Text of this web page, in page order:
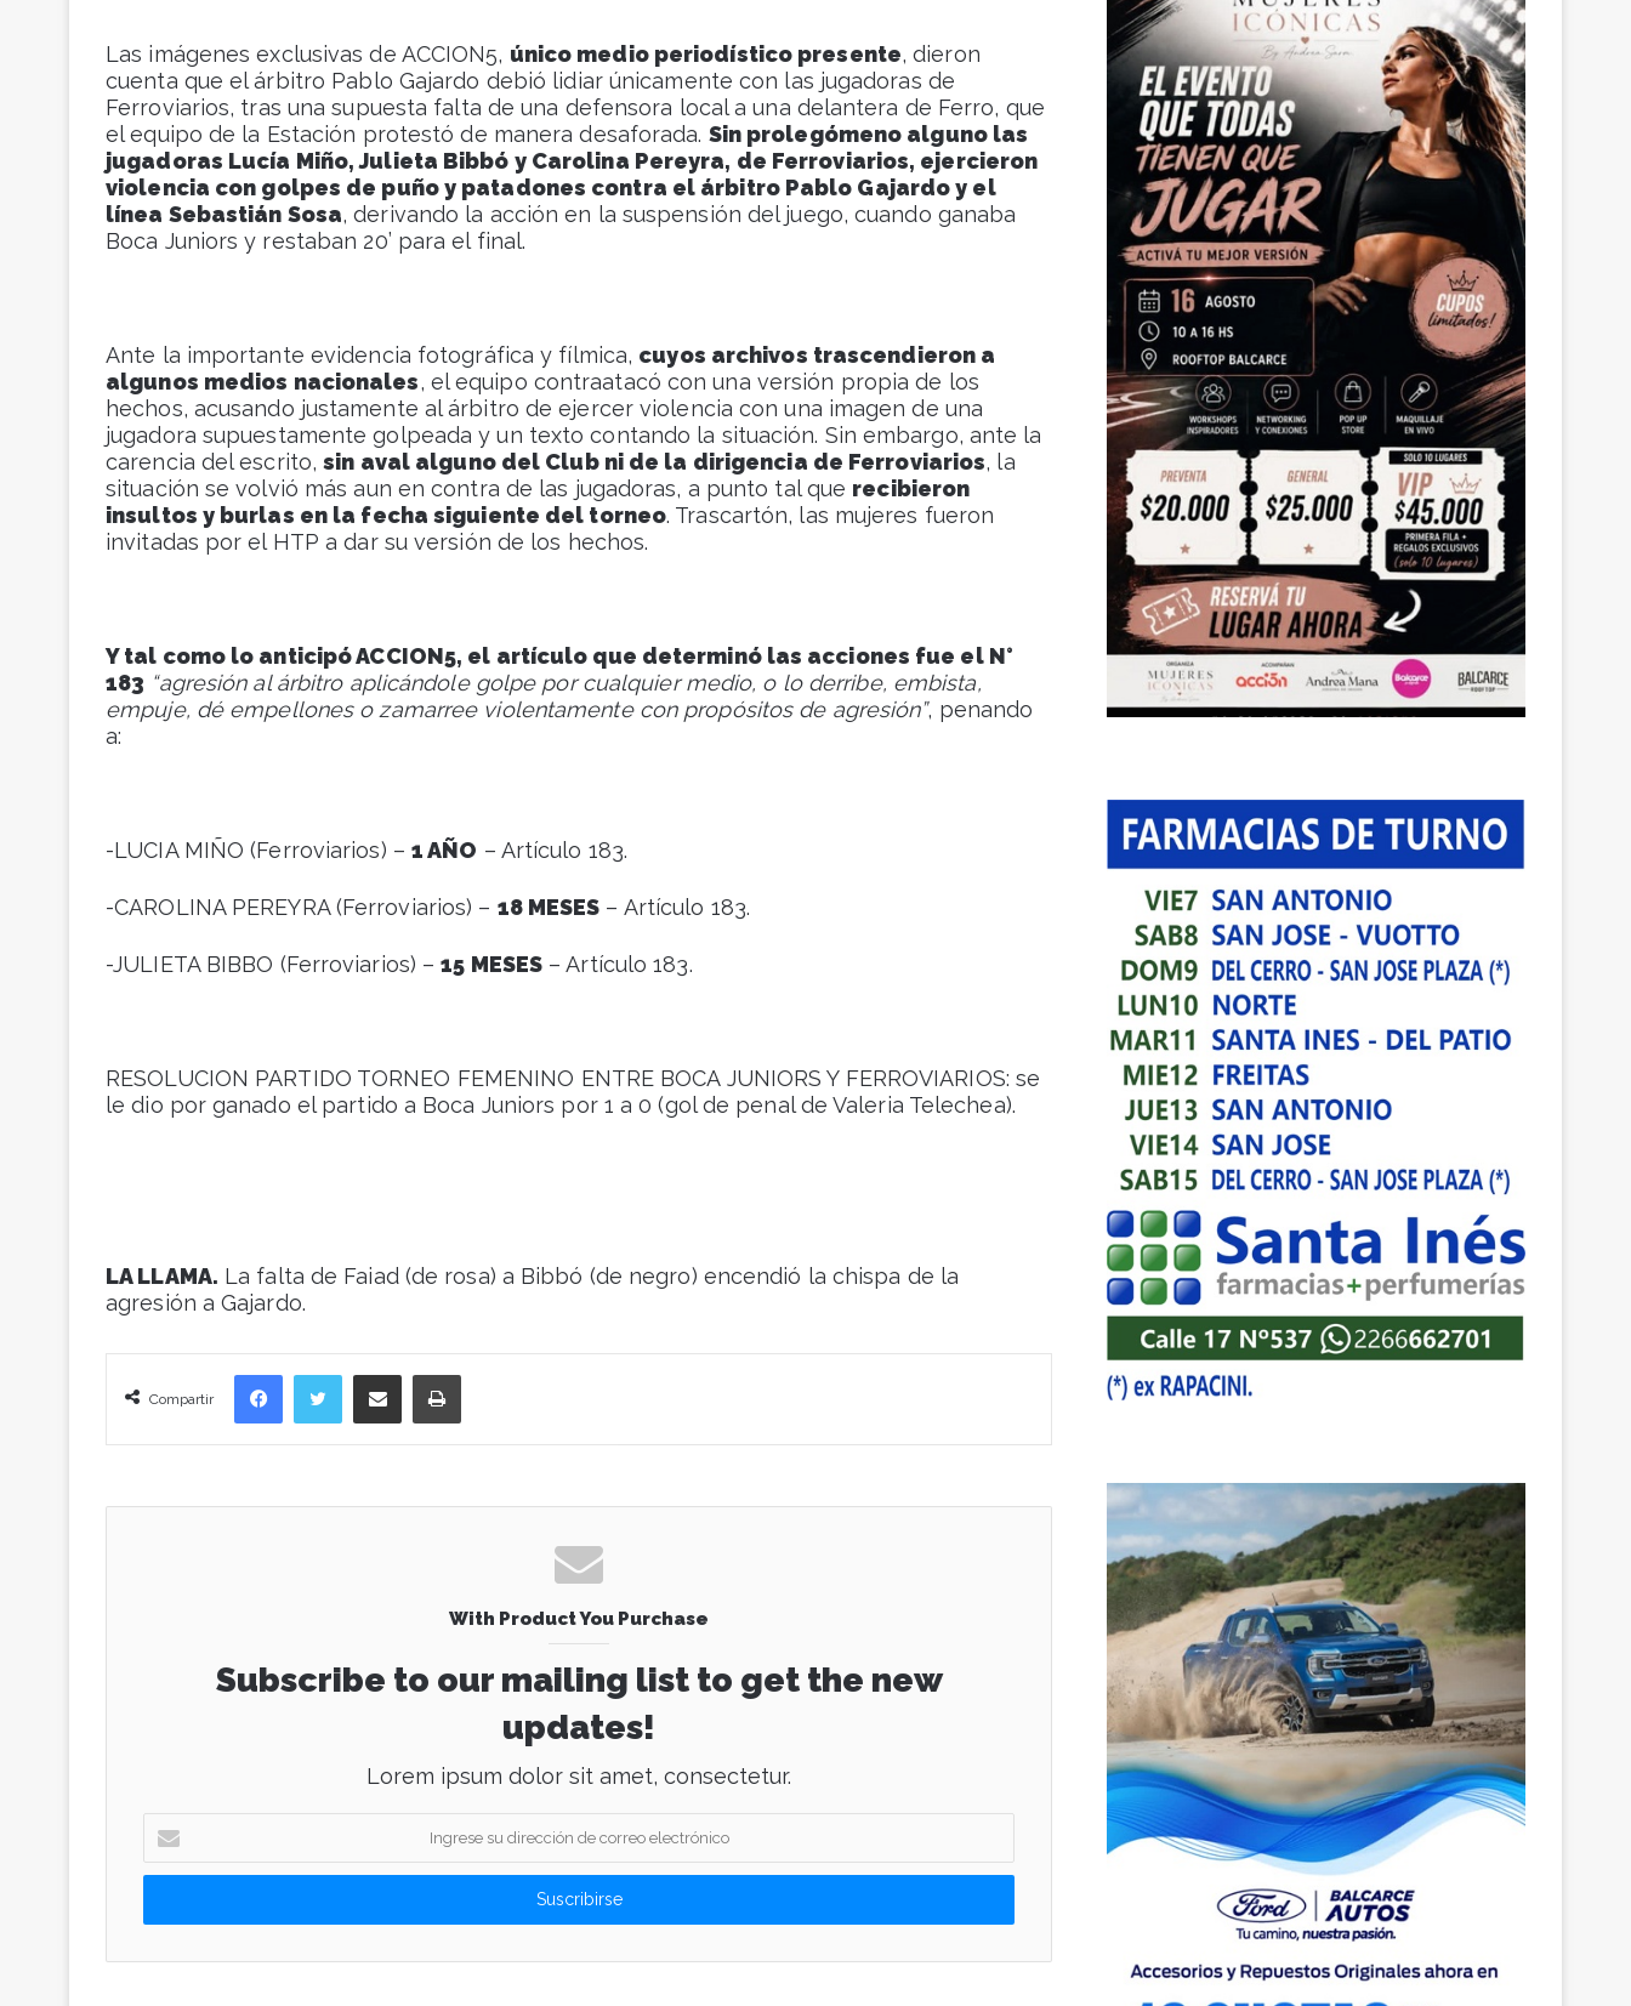
Las imágenes exclusivas de ACCION5, único medio periodístico presente, dieron
cuenta que el árbitro Pablo Gajardo debió lidiar únicamente con las jugadoras de
Ferroviarios, tras una supuesta falta de una defensora local a una delantera de Ferro, que
el equipo de la Estación protestó de manera desaforada. Sin prolegómeno alguno las
jugadoras Lucía Miño, Julieta Bibbó y Carolina Pereyra, de Ferroviarios, ejercieron
violencia con golpes de puño y patadones contra el árbitro Pablo Gajardo y el
línea Sebastián Sosa, derivando la acción en la suspensión del juego, cuando ganaba
Boca Juniors y restaban 20’ para el final.
Ante la importante evidencia fotográfica y fílmica, cuyos archivos trascendieron a
algunos medios nacionales, el equipo contraatacó con una versión propia de los
hechos, acusando justamente al árbitro de ejercer violencia con una imagen de una
jugadora supuestamente golpeada y un texto contando la situación. Sin embargo, ante la
carencia del escrito,sin aval alguno del Club ni de la dirigencia de Ferroviarios, la
situación se volvió más aun en contra de las jugadoras, a punto tal que recibieron
insultos y burlas en la fecha siguiente del torneo. Trascartón, las mujeres fueron
invitadas por el HTP a dar su versión de los hechos.
Y tal como lo anticipó ACCION5, el artículo que determinó las acciones fue el N°
183 “agresión al árbitro aplicándole golpe por cualquier medio, o lo derribe, embista,
empuje, dé empellones o zamarree violentamente con propósitos de agresión”, penando
a:
-LUCIA MIÑO (Ferroviarios) – 1 AÑO – Artículo 183.
-CAROLINA PEREYRA (Ferroviarios) – 18 MESES – Artículo 183.
-JULIETA BIBBO (Ferroviarios) –15 MESES – Artículo 183.
RESOLUCION PARTIDO TORNEO FEMENINO ENTRE BOCA JUNIORS Y FERROVIARIOS: se
le dio por ganado el partido a Boca Juniors por 1 a 0 (gol de penal de Valeria Telechea).
LA LLAMA. La falta de Faiad (de rosa) a Bibbó (de negro) encendió la chispa de la
agresión a Gajardo.
Compartir
Facebook Compartir vía correo electrónico
With Product You Purchase
Subscribe to our mailing list to get the new
updates!
Lorem ipsum dolor sit amet, consectetur.
g
e